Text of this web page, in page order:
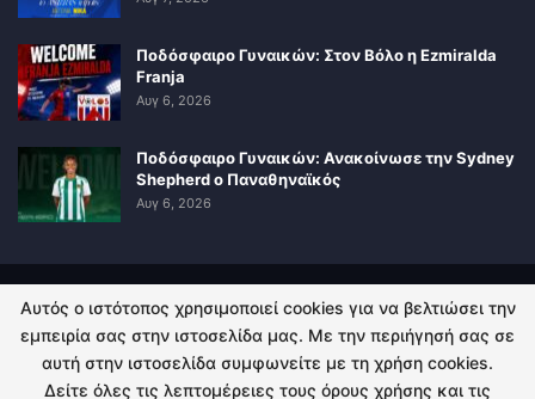
Ποδόσφαιρο Γυναικών: Στον Βόλο η Ezmiralda
Franja
Αυγ 6, 2026
Ποδόσφαιρο Γυναικών: Ανακοίνωσε την Sydney
Shepherd ο Παναθηναϊκός
Αυγ 6, 2026
ΠΟΛΙΤΙΚΗ ΑΠΟΡΡΗΤΟΥ ΕΠΙΚΟΙΝΩΝΙΑ
© 2026 - Kingsport.gr. All Rights Reserved.
Αυτός ο ιστότοπος χρησιμοποιεί cookies για να βελτιώσει την
εμπειρία σας στην ιστοσελίδα μας. Με την περιήγησή σας σε
αυτή στην ιστοσελίδα συμφωνείτε με τη χρήση cookies.
Δείτε όλες τις λεπτομέρειες τους όρους χρήσης και τις